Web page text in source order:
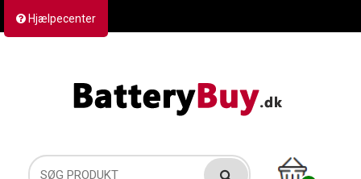
Hjælpecenter